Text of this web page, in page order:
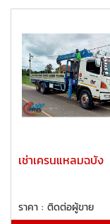
เช่าเครนแหลมฉบัง
ราคา : ติดต่อผู้ขาย